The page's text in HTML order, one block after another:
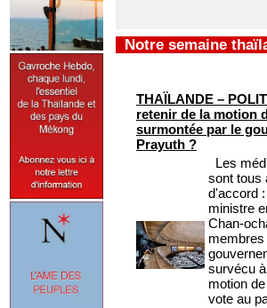
Notre semaine
THAÏLANDE –
retenir de la motion
surmontée par le
Prayuth ?
Les
sont tous
d'accord
ministre
Chan-
survécu
motion
vote au